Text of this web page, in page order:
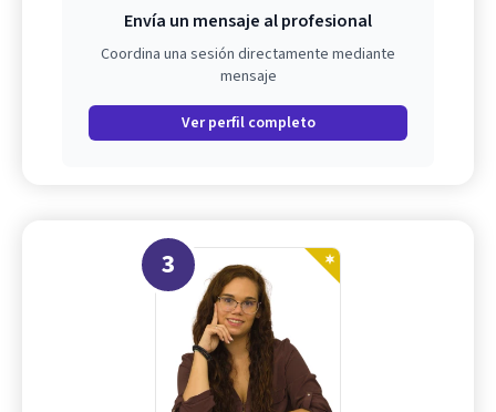
Envía un mensaje al profesional
Coordina una sesión directamente mediante
mensaje
Ver perfil completo
3